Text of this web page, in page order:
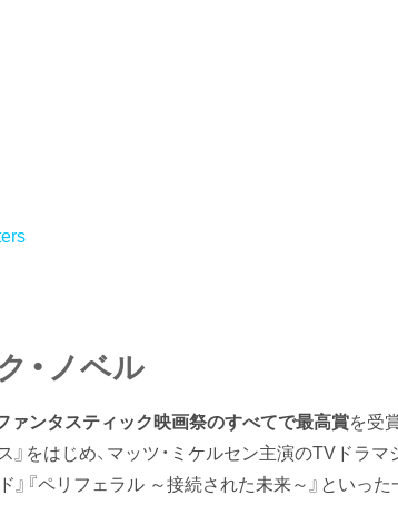
・ノベル
ァンタスティック映画祭のすべてで最高賞を受
』をはじめ、マッツ・ミケルセン主演のTVドラマ
』『ペリフェラル ～接続された未来～』といっ